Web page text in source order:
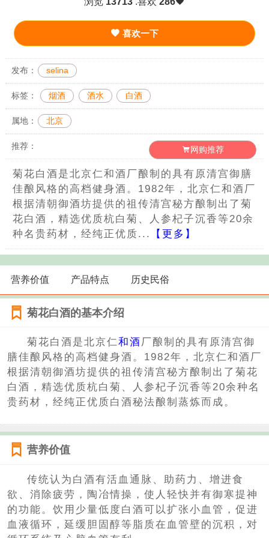
喜欢一下
发布： selina
标签： 烟酒 酒水 白酒
属地： 北京
推荐： 网购推荐
菊花白酒是北京仁和酒厂酿制的具有原清宫御膳
佳酿风格的高档健身酒。1982年，北京仁和酒厂
根据清朝御酒坊提供的祖传清宫秘方酿制出了菊
花白酒，精选优质杭白菊、人参杞子沉香等20余
种名贵药材，经纯正优质...
【更多】
营养价值 产品特点 历史民俗
菊花白酒的基本介绍
菊花白酒是北京仁和酒 厂酿制的具有原清宫御
膳佳酿风格的高档健身酒。1982年，北京仁和酒厂
根据清朝御酒坊提供的祖传清宫秘方酿制出了菊花
白酒，精选优质杭白菊、人参杞子沉香等20余种名
贵药材，经纯正优质白酒秘法酿制蒸炼而成。
营养价值
传统认为白酒有活血通脉、助药力、增进食
欲、消除疲劳，陶冶情操，使人轻快并有御寒提神
的功能。饮用少量低度白酒可以扩张小血管，促进
血液循环，延缓胆固醇等脂质在血管壁的沉积，对